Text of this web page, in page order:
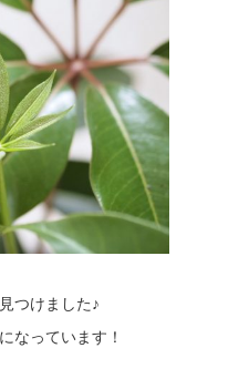
つけました♪
なっています！